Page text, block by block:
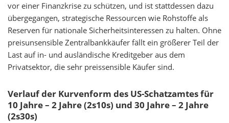
vor einer Finanzkrise zu schützen, und ist stattdessen dazu
übergegangen, strategische Ressourcen wie Rohstoffe als
Reserven für nationale Sicherheitsinteressen zu halten. Ohne
preisunsensible Zentralbankkäufer fällt ein größerer Teil der
Last auf in- und ausländische Kreditgeber aus dem
Privatsektor, die sehr preissensible Käufer sind.
Verlauf der Kurvenform des US-Schatzamtes für
10 Jahre – 2 Jahre (2s10s) und 30 Jahre – 2 Jahre
(2s30s)